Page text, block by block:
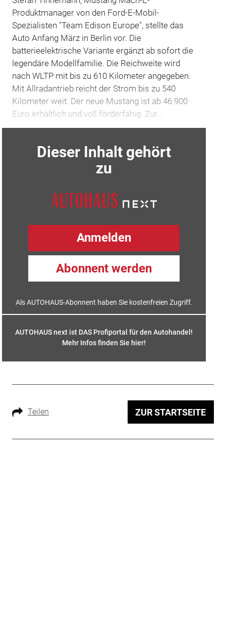
Produktmanager von den Ford-E-Mobil-
Spezialisten "Team Edison Europe", stellte das
Auto Anfang März in Berlin vor. Die
batterieelektrische Variante ergänzt ab sofort die
legendäre Modellfamilie. Die Reichweite wird
nach WLTP mit bis zu 610 Kilometer angegeben.
Mit Allradantrieb reicht der Strom bis zu 540
Kilometer weit. Der neue Mustang ist ab 46.900
Euro erhältlich und voll förderfähig. Zur…
Dieser Inhalt gehört
zu
Anmelden
Abonnent werden
Als AUTOHAUS-Abonnent haben Sie kostenfreien Zugriff.
AUTOHAUS next ist DAS Profiportal für den Autohandel!
Mehr Infos finden Sie hier!
Teilen ZUR STARTSEITE